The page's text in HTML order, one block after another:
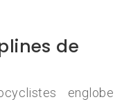
de
englobe